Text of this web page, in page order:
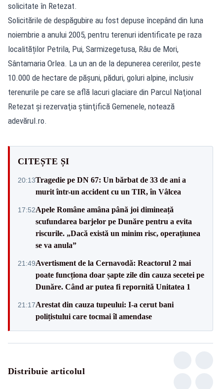
solicitate în Retezat.
Solicitările de despăgubire au fost depuse începând din luna
noiembrie a anului 2005, pentru terenuri identificate pe raza
localităților Petrila, Pui, Sarmizegetusa, Râu de Mori,
Sântamaria Orlea. La un an de la depunerea cererilor, peste
10.000 de hectare de păşuni, păduri, goluri alpine, inclusiv
terenurile pe care se află lacuri glaciare din Parcul Naţional
Retezat şi rezervaţia ştiinţifică Gemenele, notează
adevărul.ro.
CITEȘTE ȘI
20:13Tragedie pe DN 67: Un bărbat de 33 de ani a
murit într-un accident cu un TIR, în Vâlcea
17:52Apele Române amâna până joi dimineață
scufundarea barjelor pe Dunăre pentru a evita
riscurile. „Dacă există un minim risc, operațiunea
se va anula”
21:49Avertisment de la Cernavodă: Reactorul 2 mai
poate funcționa doar șapte zile din cauza secetei pe
Dunăre. Când ar putea fi repornită Unitatea 1
21:17Arestat din cauza tupeului: I-a cerut bani
polițistului care tocmai îl amendase
Distribuie articolul